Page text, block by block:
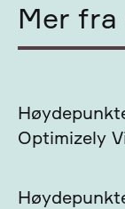
Mer
Optimizely